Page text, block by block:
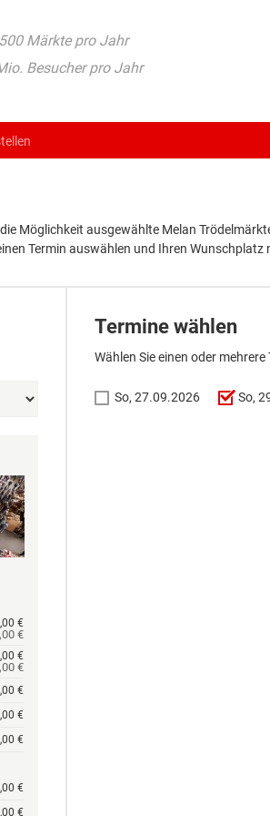
Märkte pro Jahr
Besucher pro Jahr
Möglichkeit ausgewählte Melan
Termin auswählen und Ihren
€
€
€
€
€
€
€
€
€
Termine wählen
Wählen Sie einen oder
So, 27.09.2026 So,